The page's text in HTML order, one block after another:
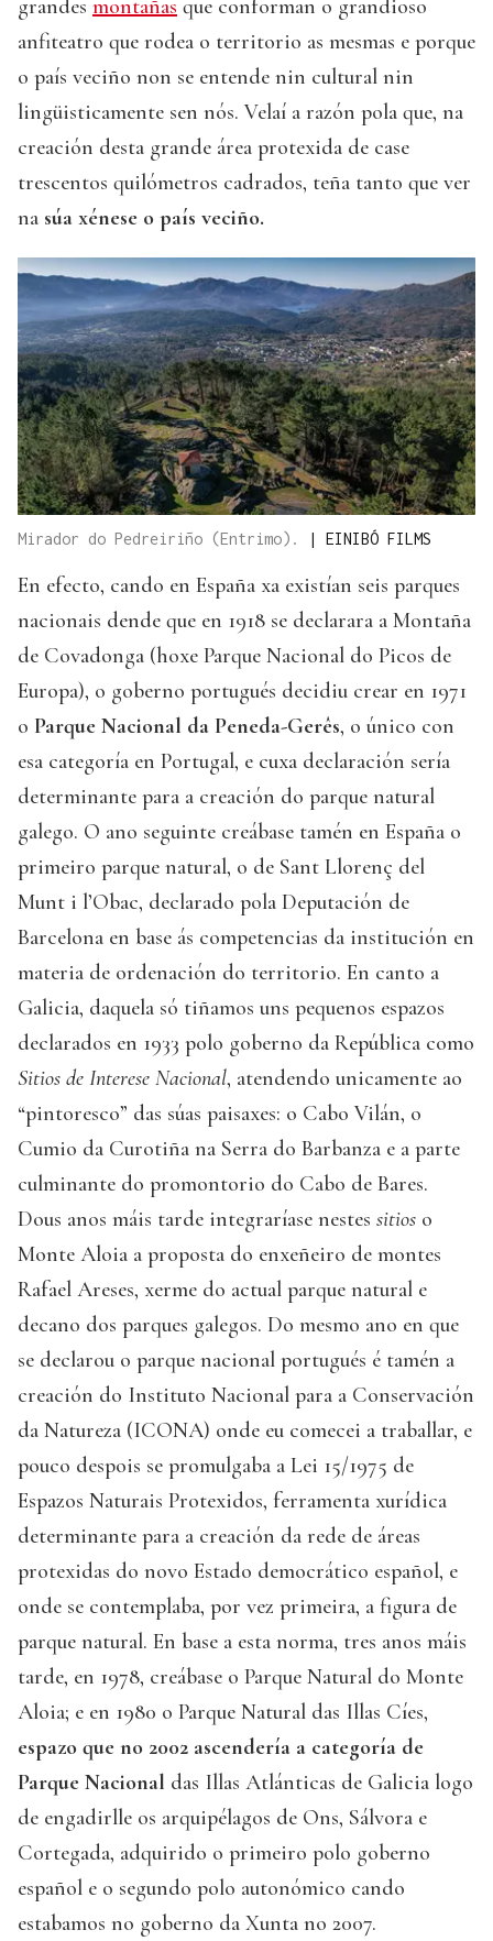
grandes montañas que conforman o grandioso
anfiteatro que rodea o territorio as mesmas e porque
o país veciño non se entende nin cultural nin
lingüisticamente sen nós. Velaí a razón pola que, na
creación desta grande área protexida de case
trescentos quilómetros cadrados, teña tanto que ver
na súa xénese o país veciño.
Mirador do Pedreiriño (Entrimo). | EINIBÓ FILMS
En efecto, cando en España xa existían seis parques
nacionais dende que en 1918 se declarara a Montaña
de Covadonga (hoxe Parque Nacional do Picos de
Europa), o goberno portugués decidiu crear en 1971
o Parque Nacional da Peneda-Gerês, o único con
esa categoría en Portugal, e cuxa declaración sería
determinante para a creación do parque natural
galego. O ano seguinte creábase tamén en España o
primeiro parque natural, o de Sant Llorenç del
Munt i l’Obac, declarado pola Deputación de
Barcelona en base ás competencias da institución en
materia de ordenación do territorio. En canto a
Galicia, daquela só tiñamos uns pequenos espazos
declarados en 1933 polo goberno da República como
Sitios de Interese Nacional, atendendo unicamente ao
“pintoresco” das súas paisaxes: o Cabo Vilán, o
Cumio da Curotiña na Serra do Barbanza e a parte
culminante do promontorio do Cabo de Bares.
Dous anos máis tarde integraríase nestes sitios o
Monte Aloia a proposta do enxeñeiro de montes
Rafael Areses, xerme do actual parque natural e
decano dos parques galegos. Do mesmo ano en que
se declarou o parque nacional portugués é tamén a
creación do Instituto Nacional para a Conservación
da Natureza (ICONA) onde eu comecei a traballar, e
pouco despois se promulgaba a Lei 15/1975 de
Espazos Naturais Protexidos, ferramenta xurídica
determinante para a creación da rede de áreas
protexidas do novo Estado democrático español, e
onde se contemplaba, por vez primeira, a figura de
parque natural. En base a esta norma, tres anos máis
tarde, en 1978, creábase o Parque Natural do Monte
Aloia; e en 1980 o Parque Natural das Illas Cíes,
espazo que no 2002 ascendería a categoría de
Parque Nacional das Illas Atlánticas de Galicia logo
de engadirlle os arquipélagos de Ons, Sálvora e
Cortegada, adquirido o primeiro polo goberno
español e o segundo polo autonómico cando
estabamos no goberno da Xunta no 2007.